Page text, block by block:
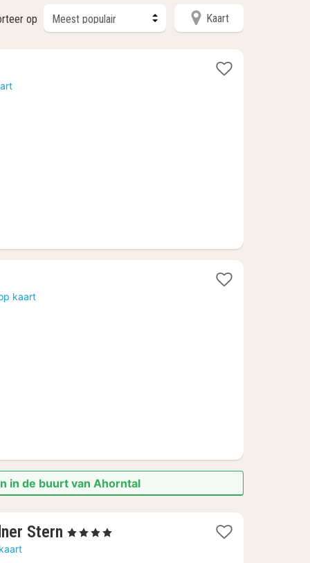
op Kaart
kaart
in de buurt van Ahorntal
Stern 1
, 4 Sterren